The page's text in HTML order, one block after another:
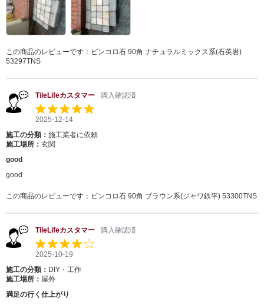
この商品のレビューです： ピンコロ石 90角 ナチュラルミックス系(石英岩)
53297TNS
TileLifeカスタマー 購入確認済
2025-12-14
施工の分類： 施工業者に依頼
施工場所： 玄関
good
good
この商品のレビューです： ピンコロ石 90角 ブラウン系(ジャワ鉄平) 53300TNS
TileLifeカスタマー 購入確認済
2025-10-19
施工の分類： DIY・工作
施工場所： 屋外
満足の行く仕上がり